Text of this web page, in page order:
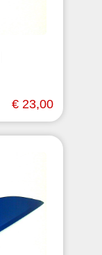
€ 23,00